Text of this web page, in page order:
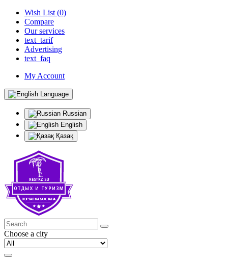
Wish List (0)
Compare
Our services
text_tarif
Advertising
text_faq
My Account
Language
Russian
English
Қазақ
Choose a city